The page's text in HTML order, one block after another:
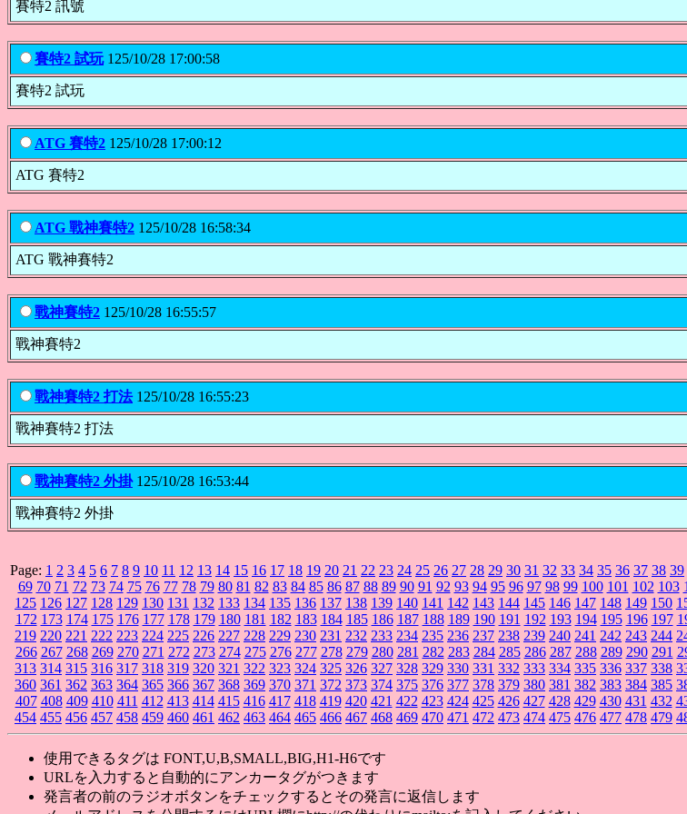
賽特2 訊號
賽特2 試玩125/10/28 17:00:58
賽特2 試玩
ATG 賽特2 125/10/28 17:00:12
ATG 賽特2
ATG 戰神賽特2 125/10/28 16:58:34
ATG 戰神賽特2
戰神賽特2 125/10/28 16:55:57
戰神賽特2
戰神賽特2 打法125/10/28 16:55:23
戰神賽特2 打法
戰神賽特2 外掛125/10/28 16:53:44
戰神賽特2 外掛
Page: 1 2 3 4 5 6 7 8 9 10 11 12 13 14 15 16 17 18 19 20 21 22 23 24 25 26 27 28 29 30 31 32 33 34 35 36 37 38 39
69 70 71 72 73 74 75 76 77 78 79 80 81 82 83 84 85 86 87 88 89 90 91 92 93 94 95 96 97 98 99 100 101 102 103
125 126 127 128 129 130 131 132 133 134 135 136 137 138 139 140 141 142 143 144 145 146 147 148 149 150
172 173 174 175 176 177 178 179 180 181 182 183 184 185 186 187 188 189 190 191 192 193 194 195 196 197
219 220 221 222 223 224 225 226 227 228 229 230 231 232 233 234 235 236 237 238 239 240 241 242 243 244
266 267 268 269 270 271 272 273 274 275 276 277 278 279 280 281 282 283 284 285 286 287 288 289 290 291
313 314 315 316 317 318 319 320 321 322 323 324 325 326 327 328 329 330 331 332 333 334 335 336 337 338
360 361 362 363 364 365 366 367 368 369 370 371 372 373 374 375 376 377 378 379 380 381 382 383 384 385
407 408 409 410 411 412 413 414 415 416 417 418 419 420 421 422 423 424 425 426 427 428 429 430 431 432
454 455 456 457 458 459 460 461 462 463 464 465 466 467 468 469 470 471 472 473 474 475 476 477 478 479
使用できるタグは FONT,U,B,SMALL,BIG,H1-H6です
URLを入力すると自動的にアンカータグがつきます
発言者の前のラジオボタンをチェックするとその発言に返信します